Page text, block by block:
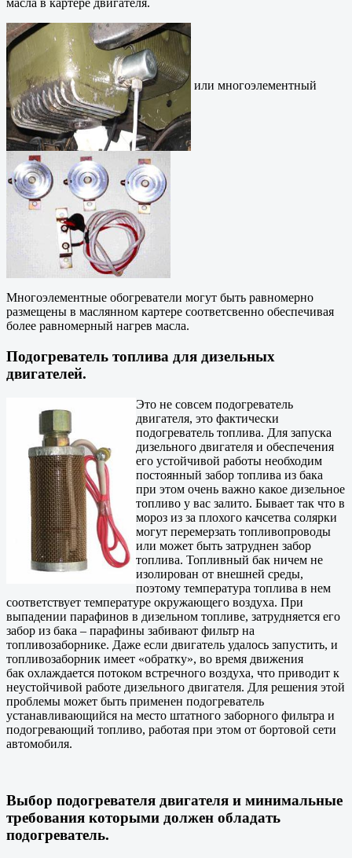
масла в картере двигателя.
или многоэлементный
Многоэлементные обогреватели могут быть равномерно
размещены в маслянном картере соответсвенно обеспечивая
более равномерный нагрев масла.
Подогреватель топлива для дизельных
двигателей.
Это не совсем подогреватель
двигателя, это фактически
подогреватель топлива. Для запуска
дизельного двигателя и обеспечения
его устойчивой работы необходим
постоянный забор топлива из бака
при этом очень важно какое дизельное
топливо у вас залито. Бывает так что в
мороз из за плохого качсетва солярки
могут перемерзать топливопроводы
или может быть затруднен забор
топлива. Топливный бак ничем не
изолирован от внешней среды,
поэтому температура топлива в нем
соответствует температуре окружающего воздуха. При
выпадении парафинов в дизельном топливе, затрудняется его
забор из бака – парафины забивают фильтр на
топливозаборнике. Даже если двигатель удалось запустить, и
топливозаборник имеет «обратку», во время движения
бак охлаждается потоком встречного воздуха, что приводит к
неустойчивой работе дизельного двигателя. Для решения этой
проблемы может быть применен подогреватель
устанавливающийся на место штатного заборного фильтра и
подогревающий топливо, работая при этом от бортовой сети
автомобиля.
Выбор подогревателя двигателя и минимальные
требования которыми должен обладать
подогреватель.